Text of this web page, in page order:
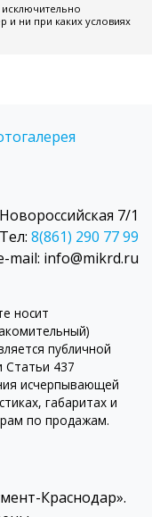
и ни при каких условиях
7/1
Тел: 8(861) 290 77 99
mail: info@mikrd.ru
носит
публичной
437
исчерпывающей
габаритах и
по продажам.
Краснодар».